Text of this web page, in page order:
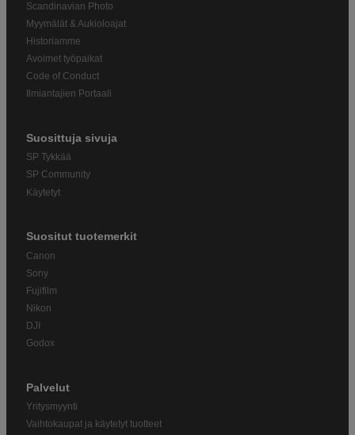
Scandinavian Photo
Myymälät & Aukioloajat
Historiamme
Avoimet työpaikat
Code of Conduct
Ilmiantajien Portaali
Suosittuja sivuja
SP Tykkää
SP Community
Käytetyt
Suositut tuotemerkit
Canon
Sony
Fujifilm
Nikon
DJI
Godox
Palvelut
Yritysmyynti
Vaihtokaupat ja käytetyt tuotteet